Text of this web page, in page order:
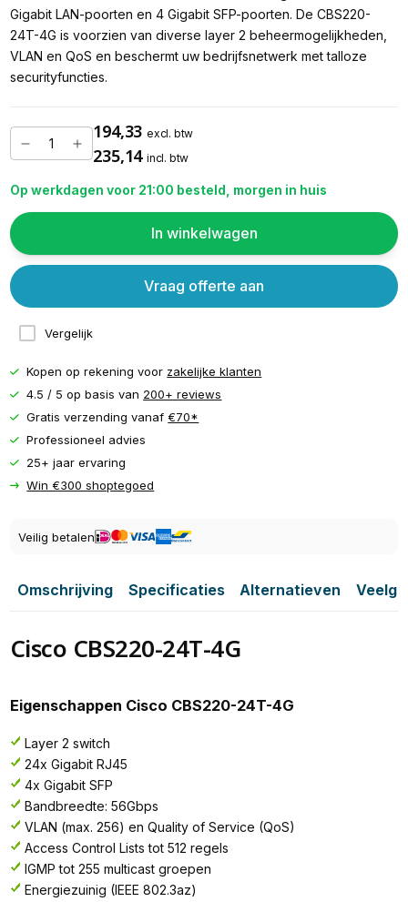
Gigabit LAN-poorten en 4 Gigabit SFP-poorten. De CBS220-
24T-4G is voorzien van diverse layer 2 beheermogelijkheden,
VLAN en QoS en beschermt uw bedrijfsnetwerk met talloze
securityfuncties.
194,33 excl. btw
235,14 incl. btw
Op werkdagen voor 21:00 besteld, morgen in huis
In winkelwagen
Vergelijk
Vraag offerte aan
Kopen op rekening voor zakelijke klanten
4.5 / 5 op basis van 200+ reviews
Gratis verzending vanaf€70*
Professioneel advies
25+ jaar ervaring
Win €300 shoptegoed
Veilig betalen
Omschrijving Specificaties Alternatieven
Cisco CBS220-24T-4G
Eigenschappen Cisco CBS220-24T-4G
Layer 2 switch
24x Gigabit RJ45
4x Gigabit SFP
Bandbreedte: 56Gbps
VLAN (max. 256) en Quality of Service (QoS)
Access Control Lists tot 512 regels
IGMP tot 255 multicast groepen
Energiezuinig (IEEE 802.3az)